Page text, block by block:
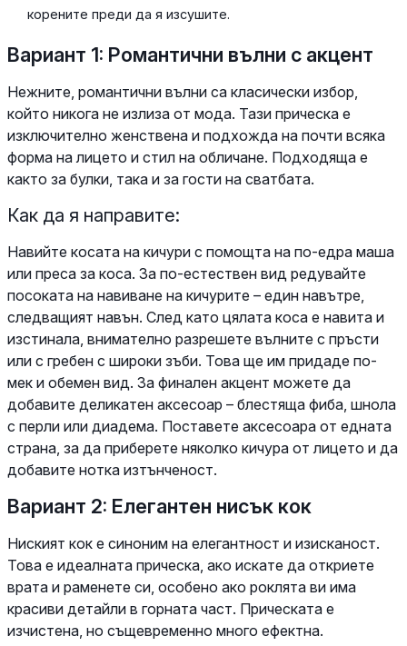
корените преди да я изсушите.
Вариант 1: Романтични вълни с акцент
Нежните, романтични вълни са класически избор,
който никога не излиза от мода. Тази прическа е
изключително женствена и подхожда на почти всяка
форма на лицето и стил на обличане. Подходяща е
както за булки, така и за гости на сватбата.
Как да я направите:
Навийте косата на кичури с помощта на по-едра маша
или преса за коса. За по-естествен вид редувайте
посоката на навиване на кичурите – един навътре,
следващият навън. След като цялата коса е навита и
изстинала, внимателно разрешете вълните с пръсти
или с гребен с широки зъби. Това ще им придаде по-
мек и обемен вид. За финален акцент можете да
добавите деликатен аксесоар – блестяща фиба, шнола
с перли или диадема. Поставете аксесоара от едната
страна, за да приберете няколко кичура от лицето и да
добавите нотка изтънченост.
Вариант 2: Елегантен нисък кок
Ниският кок е синоним на елегантност и изисканост.
Това е идеалната прическа, ако искате да откриете
врата и раменете си, особено ако роклята ви има
красиви детайли в горната част. Прическата е
изчистена, но същевременно много ефектна.